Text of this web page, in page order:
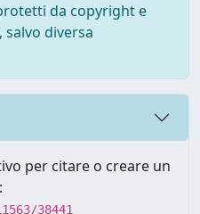
da copyright e
diversa
per citare o creare un
38441